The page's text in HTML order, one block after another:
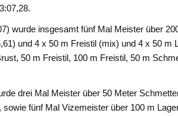
wurde insgesamt fünf Mal Meister über
und 4 x 50 m Freistil (mix) und 4 x 50 m
50 m Freistil, 100 m Freistil, 50 m
drei Mal Meister über 50 Meter
sowie fünf Mal Vizemeister über 100 m